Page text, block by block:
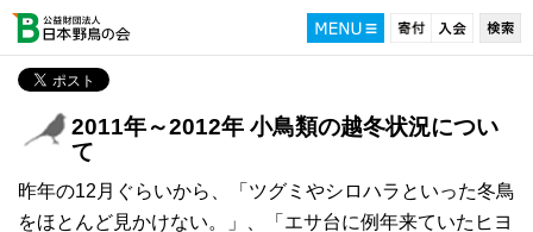
2011年～2012年 小鳥類の越冬状況につい
て
昨年の12月ぐらいから、「ツグミやシロハラといった冬鳥
をほとんど見かけない。」、「エサ台に例年来ていたヒヨ